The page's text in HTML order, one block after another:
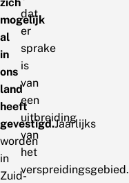
mogelijk
al
in
ons
land
heeft
gevestigd.Jaarlijks
worden
in
Zuid-
dat
er
sprake
is
van
een
uitbreiding
van
het
verspreidingsgebied.